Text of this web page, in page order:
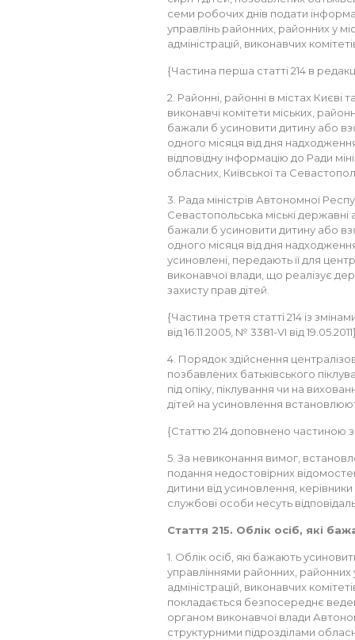
семи робочих днів подати
управлінь районних, районних у
адміністрацій, виконавчих
{Частина перша статті 214 в
2. Районні, районні в містах Києві
виконавчі комітети міських,
бажали б усиновити дитину або
одного місяця від дня
відповідну інформацію до Ради
обласних, Київської та
3. Рада міністрів Автономної
Севастопольська міські державні
бажали б усиновити дитину або
одного місяця від дня
усиновлені, передають її для
виконавчої влади, що реалізує
захисту прав дітей.
{Частина третя статті 214 із
від 16.11.2005, № 3381-VI від
4. Порядок здійснення
позбавлених батьківського
під опіку, піклування чи на
дітей на усиновлення
{Статтю 214 доповнено частиною
5. За невиконання вимог,
подання недостовірних
дитини від усиновлення,
службові особи несуть
Стаття 215. Облік осіб, які
1. Облік осіб, які бажають
управліннями районних, районних
адміністрацій, виконавчих
покладається безпосереднє
органом виконавчої влади
структурними підрозділами